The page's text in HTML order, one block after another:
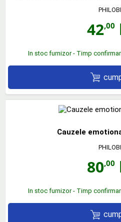
42,00
In stoc furnizor - Timp
Cauzele
80,00
In stoc furnizor - Timp